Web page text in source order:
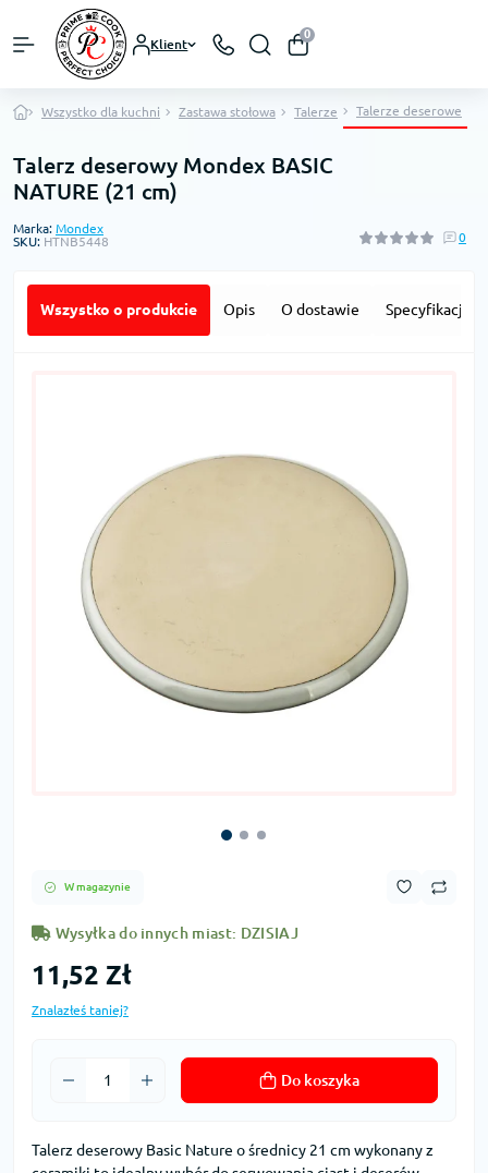
Klient
0
Wszystko dla kuchni Zastawa stołowa Talerze Talerze deserowe
Talerz deserowy Mondex BASIC
NATURE (21 cm)
Marka: Mondex
SKU: HTNB5448 0
Wszystko o produkcie Opis O dostawie Specyfikacja
W magazynie
Wysyłka do innych miast: DZISIAJ
11,52 Zł
Znalazłeś taniej?
Do koszyka
Talerz deserowy Basic Nature o średnicy 21 cm wykonany z